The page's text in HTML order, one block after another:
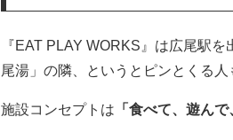
『EAT PLAY WORKS』は広尾駅
尾湯」の隣、というとピンとくる人
施設コンセプトは 「食べて、遊んで